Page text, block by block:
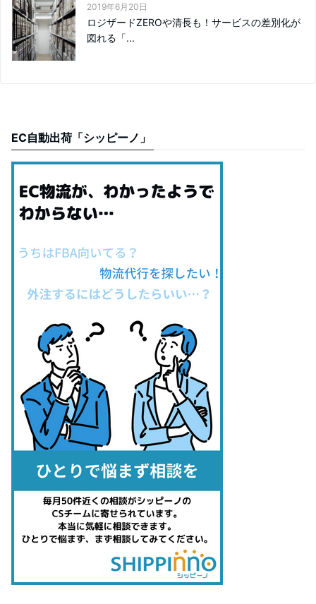
2019年6月20日
ロジザードZEROや清長も！サービスの差別化が
図れる「...
EC自動出荷「シッピーノ」